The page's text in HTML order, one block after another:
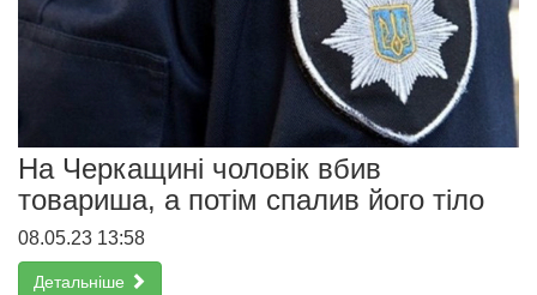
На Черкащині чоловік вбив
товариша, а потім спалив його тіло
08.05.23 13:58
Детальніше